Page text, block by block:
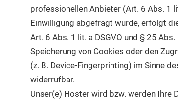
professionellen Anbieter (Art. 6 Abs. 1
Einwilligung abgefragt wurde, erfolgt
Art. 6 Abs. 1 lit. a DSGVO und § 25
Speicherung von Cookies oder den
(z. B. Device-Fingerprinting) im Sinne
widerrufbar.
Unser(e) Hoster wird bzw. werden Ihre